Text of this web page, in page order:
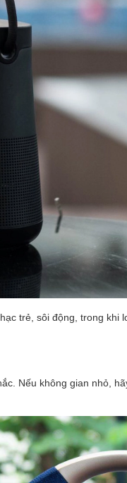
trẻ, sôi động, trong khi
Nếu không gian nhỏ,